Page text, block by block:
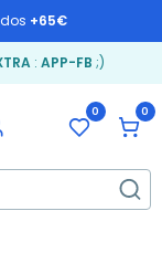
+65€
: APP-FB ;)
0 0